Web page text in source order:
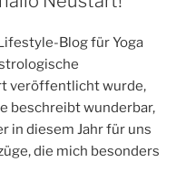
Blog für Yoga
veröffentlicht wurde,
beschreibt wunderbar,
in diesem Jahr für uns
die mich besonders